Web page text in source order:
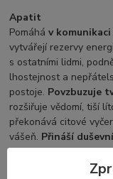
Apatit
Pomáháv
vytvářejí rezervy
s ostatními lidmi,
lhostejnost a
postoje. Povzbuzuje
rozšiřuje vědomí, tiší
překonává citové
vášeň. Přináší
vyrovnanost.